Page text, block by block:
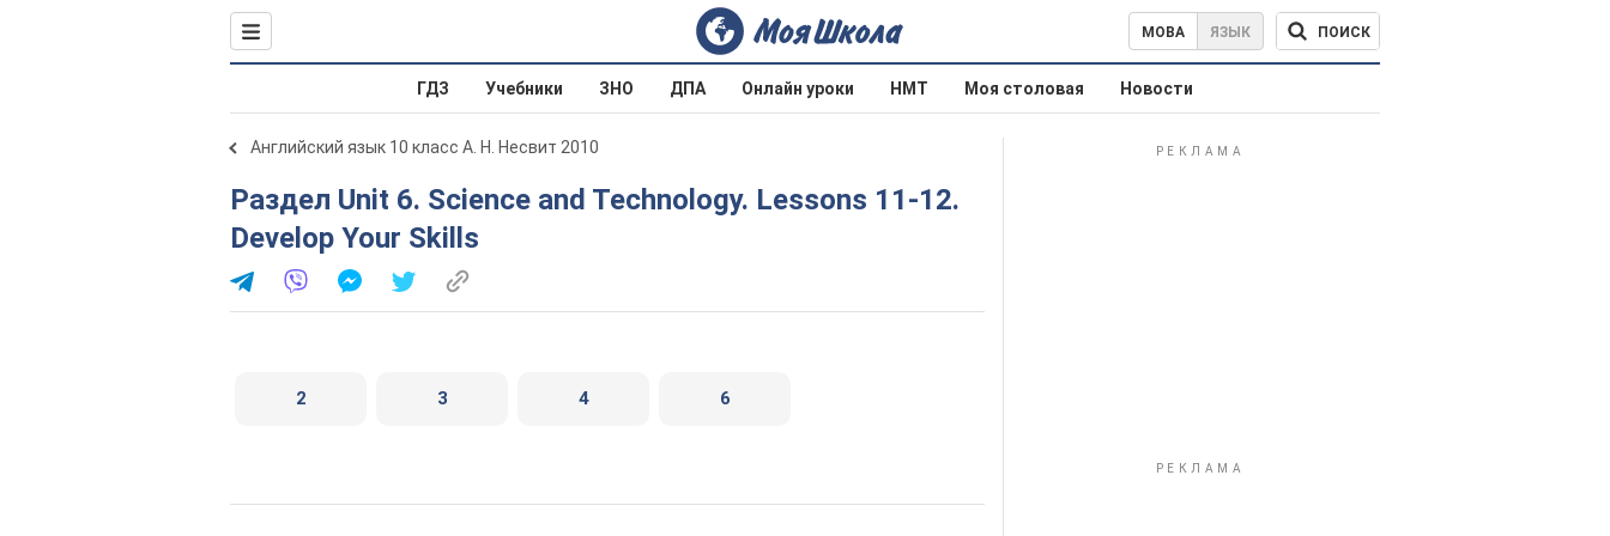
МОВА ЯЗЫК ПОИСК
ГДЗ Учебники ЗНО ДПА Онлайн уроки НМТ Моя столовая Новости
Английский язык 10 класс А. Н. Несвит 2010
Раздел Unit 6. Science and Technology. Lessons 11-12.
Develop Your Skills
2 3 4 6